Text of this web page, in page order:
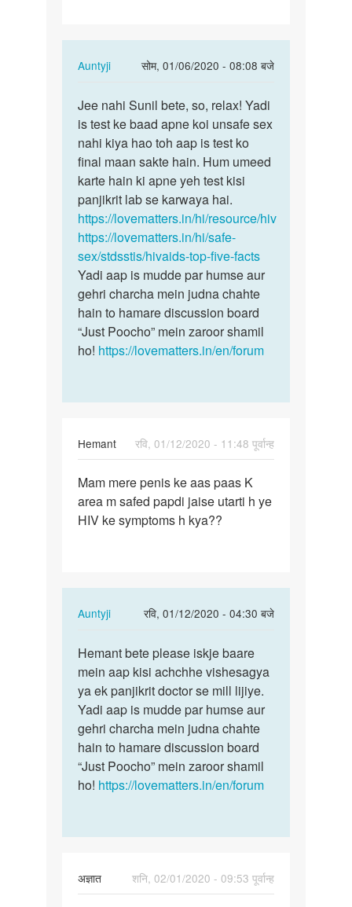
Auntyji
सोम, 01/06/2020 - 08:08 बजे
In
to
Mem
maine
1
year
paile
sex…
by
Sunil
Jee
nahi
Sunil
bete,
so,
…
Jee nahi Sunil bete, so, relax! Yadi
is test ke baad apne koi unsafe sex
nahi kiya hao toh aap is test ko
final maan sakte hain. Hum umeed
karte hain ki apne yeh test kisi
panjikrit lab se karwaya hai.
https://lovematters.in/hi/resource/hiv
https://lovematters.in/hi/safe-
sex/stdsstis/hivaids-top-five-facts
Yadi aap is mudde par humse aur
gehri charcha mein judna chahte
hain to hamare discussion board
“Just Poocho” mein zaroor shamil
ho! https://lovematters.in/en/forum
Hemant
रवि, 01/12/2020 - 11:48 पूर्वान्ह
Mam
mere
penis
Mam mere penis ke aas paas K
area m safed papdi jaise utarti h ye
HIV ke symptoms h kya??
Auntyji
रवि, 01/12/2020 - 04:30 बजे
In
to
Mam
mere
penis
ke
aas
paas…
by
Hemant
bete
please
iskje…
Hemant bete please iskje baare
mein aap kisi achchhe vishesagya
ya ek panjikrit doctor se mill lijiye.
Yadi aap is mudde par humse aur
gehri charcha mein judna chahte
hain to hamare discussion board
“Just Poocho” mein zaroor shamil
ho! https://lovematters.in/en/forum
अज्ञात
शनि, 02/01/2020 - 09:53 पूर्वान्ह